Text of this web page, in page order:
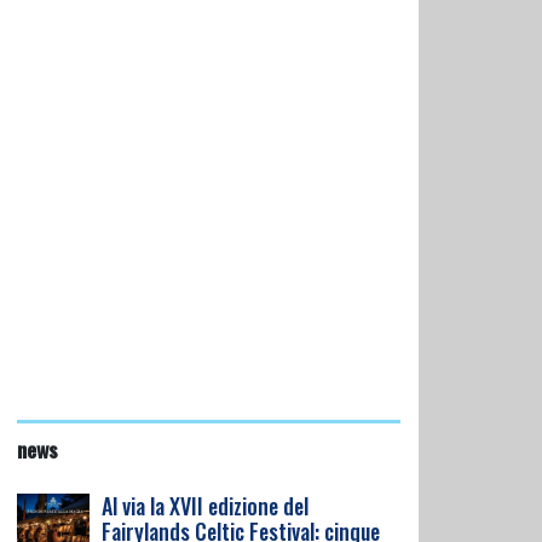
news
Al via la XVII edizione del
Fairylands Celtic Festival: cinque